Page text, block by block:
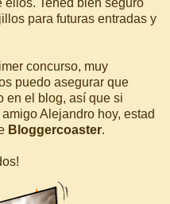
para futuras entradas y
concurso, muy
puedo asegurar que
en el blog, así que si
Alejandro hoy, estad
Bloggercoaster.